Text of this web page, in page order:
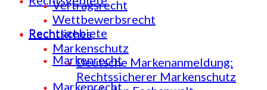
Markenrecht
Rechtsgebiete
Markenrecht
Vertragsrecht
Wettbewerbsrecht
Rechtliches
Markenschutz
Deutsche Markenanmeldung:
Rechtssicherer Markenschutz